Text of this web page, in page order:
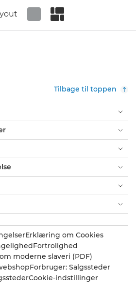
Tilbage til toppen
Erklæring om Cookies
Fortrolighed
moderne slaveri (PDF)
Forbruger: Salgssteder
Cookie-indstillinger